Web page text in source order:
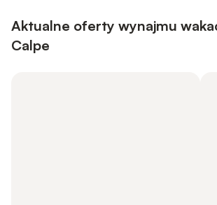
Aktualne oferty wynajmu
Calpe